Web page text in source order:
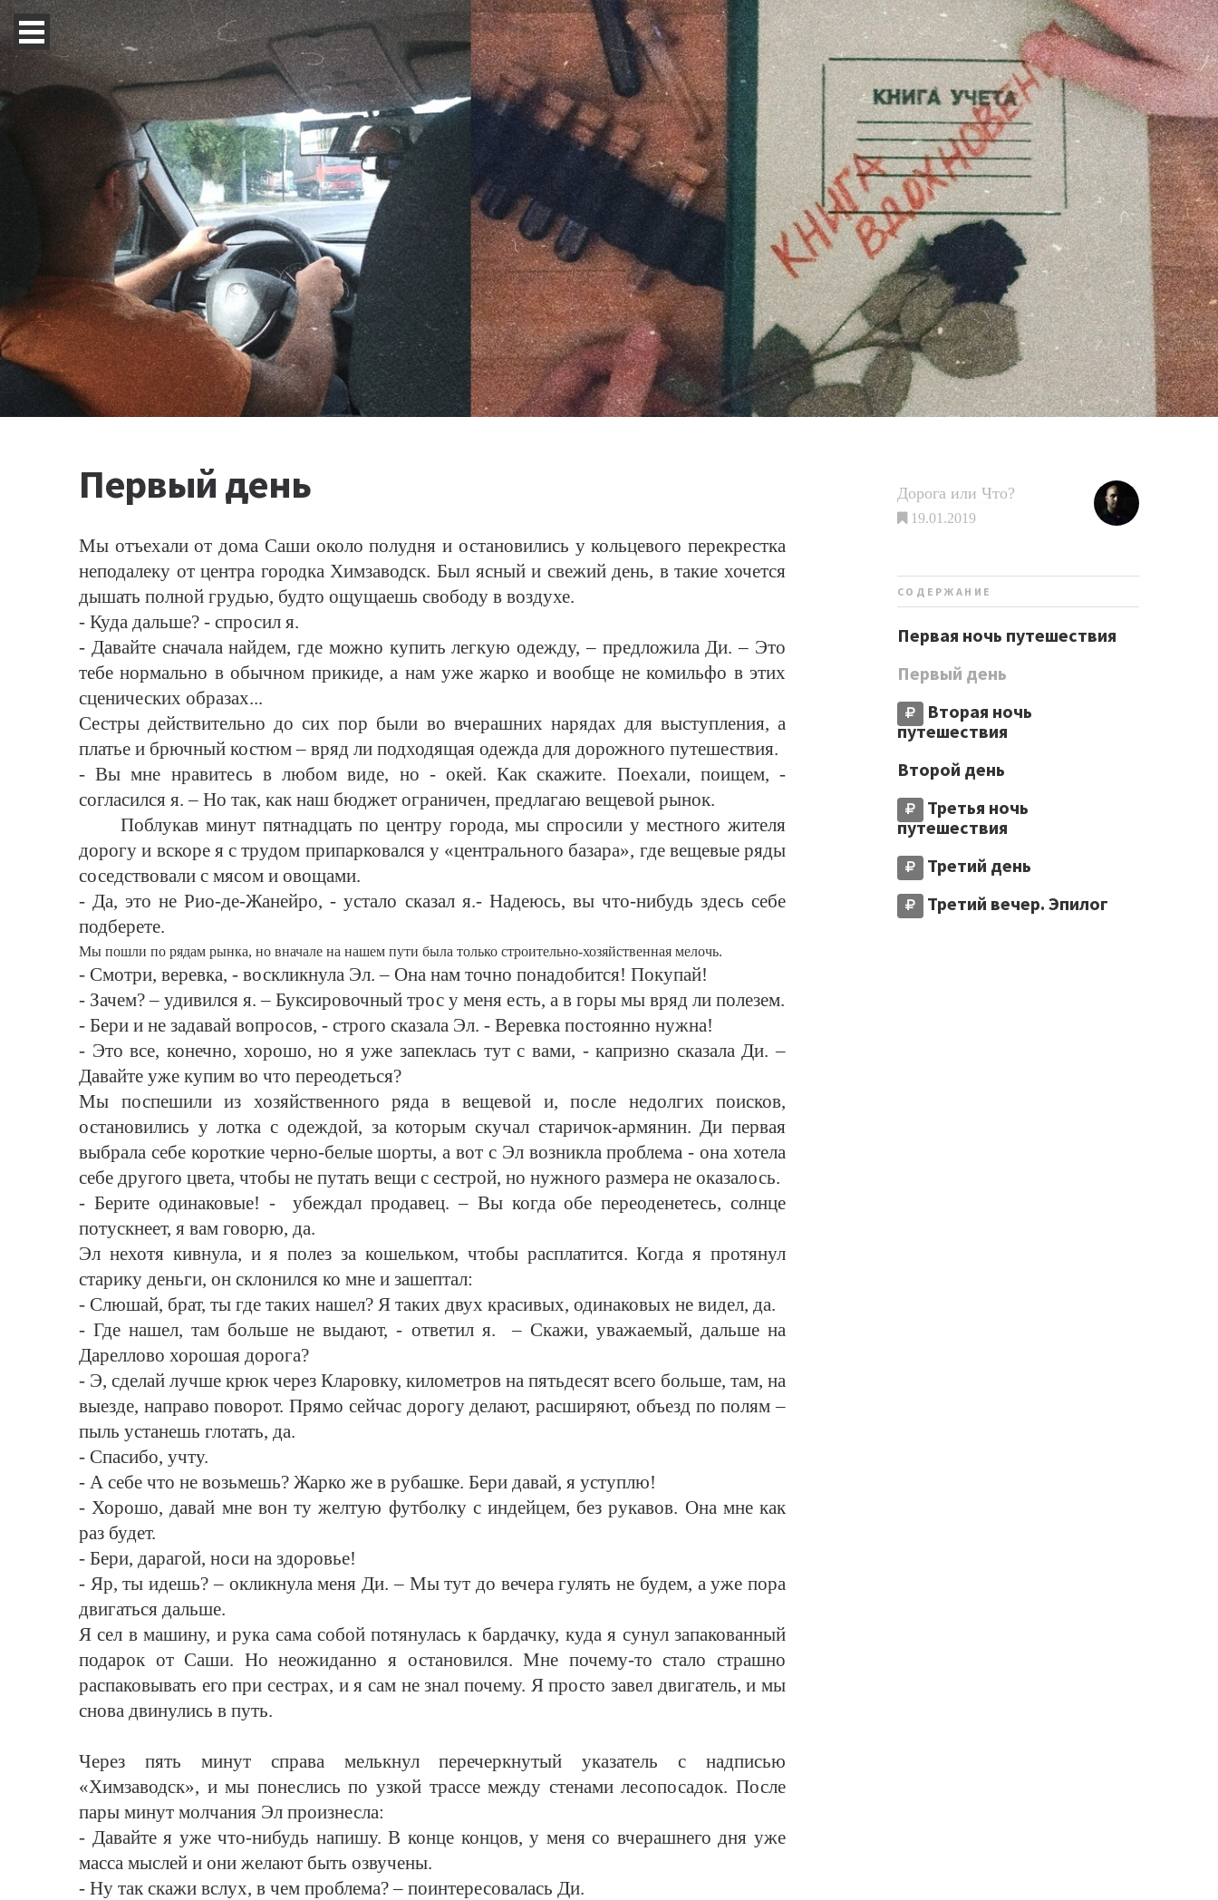
Первый день
Мы отъехали от дома Саши около полудня и остановились у кольцевого перекрестка
неподалеку от центра городка Химзаводск. Был ясный и свежий день, в такие хочется
дышать полной грудью, будто ощущаешь свободу в воздухе.
- Куда дальше? - cпросил я.
- Давайте сначала найдем, где можно купить легкую одежду, – предложила Ди. – Это
тебе нормально в обычном прикиде, а нам уже жарко и вообще не комильфо в этих
сценических образах...
Сестры действительно до сих пор были во вчерашних нарядах для выступления, а
платье и брючный костюм – вряд ли подходящая одежда для дорожного путешествия.
- Вы мне нравитесь в любом виде, но - окей. Как скажите. Поехали, поищем, -
согласился я. – Но так, как наш бюджет ограничен, предлагаю вещевой рынок.
Поблукав минут пятнадцать по центру города, мы спросили у местного жителя
дорогу и вскоре я с трудом припарковался у «центрального базара», где вещевые ряды
соседствовали с мясом и овощами.
- Да, это не Рио-де-Жанейро, - устало сказал я.- Надеюсь, вы что-нибудь здесь себе
подберете.
Мы пошли по рядам рынка, но вначале на нашем пути была только строительно-хозяйственная мелочь.
- Смотри, веревка, - воскликнула Эл. – Она нам точно понадобится! Покупай!
- Зачем? – удивился я. – Буксировочный трос у меня есть, а в горы мы вряд ли полезем.
- Бери и не задавай вопросов, - строго сказала Эл. - Веревка постоянно нужна!
- Это все, конечно, хорошо, но я уже запеклась тут с вами, - капризно сказала Ди. –
Давайте уже купим во что переодеться?
Мы поспешили из хозяйственного ряда в вещевой и, после недолгих поисков,
остановились у лотка с одеждой, за которым скучал старичок-армянин. Ди первая
выбрала себе короткие черно-белые шорты, а вот с Эл возникла проблема - она хотела
себе другого цвета, чтобы не путать вещи с сестрой, но нужного размера не оказалось.
- Берите одинаковые! - убеждал продавец. – Вы когда обе переоденетесь, солнце
потускнеет, я вам говорю, да.
Эл нехотя кивнула, и я полез за кошельком, чтобы расплатится. Когда я протянул
старику деньги, он склонился ко мне и зашептал:
- Слюшай, брат, ты где таких нашел? Я таких двух красивых, одинаковых не видел, да.
- Где нашел, там больше не выдают, - ответил я. – Скажи, уважаемый, дальше на
Дареллово хорошая дорога?
- Э, сделай лучше крюк через Кларовку, километров на пятьдесят всего больше, там, на
выезде, направо поворот. Прямо сейчас дорогу делают, расширяют, объезд по полям –
пыль устанешь глотать, да.
- Спасибо, учту.
- А себе что не возьмешь? Жарко же в рубашке. Бери давай, я уступлю!
- Хорошо, давай мне вон ту желтую футболку с индейцем, без рукавов. Она мне как
раз будет.
- Бери, дарагой, носи на здоровье!
- Яр, ты идешь? – окликнула меня Ди. – Мы тут до вечера гулять не будем, а уже пора
двигаться дальше.
Я сел в машину, и рука сама собой потянулась к бардачку, куда я сунул запакованный
подарок от Саши. Но неожиданно я остановился. Мне почему-то стало страшно
распаковывать его при сестрах, и я сам не знал почему. Я просто завел двигатель, и мы
снова двинулись в путь.
Через пять минут справа мелькнул перечеркнутый указатель с надписью
«Химзаводск», и мы понеслись по узкой трассе между стенами лесопосадок. После
пары минут молчания Эл произнесла:
- Давайте я уже что-нибудь напишу. В конце концов, у меня со вчерашнего дня уже
масса мыслей и они желают быть озвучены.
- Ну так скажи вслух, в чем проблема? – поинтересовалась Ди.
Дорога или Что?
19.01.2019
СОДЕРЖАНИЕ
Первая ночь путешествия
Первый день
Вторая ночь
путешествия
Второй день
Третья ночь
путешествия
Третий день
Третий вечер. Эпилог